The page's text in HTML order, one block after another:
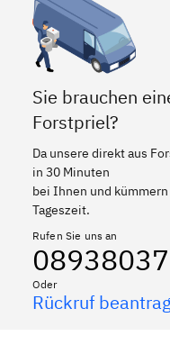
Sie brauchen
Forstpriel?
Da unsere direkt aus
in 30 Minuten
bei Ihnen und
Tageszeit.
Rufen Sie uns an
Oder
Rückruf